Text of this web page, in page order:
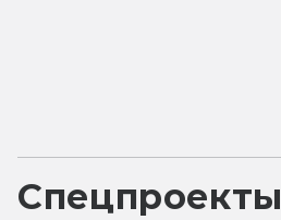
Спецпроекты